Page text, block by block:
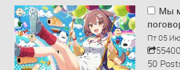
Мы
Пт 05
50